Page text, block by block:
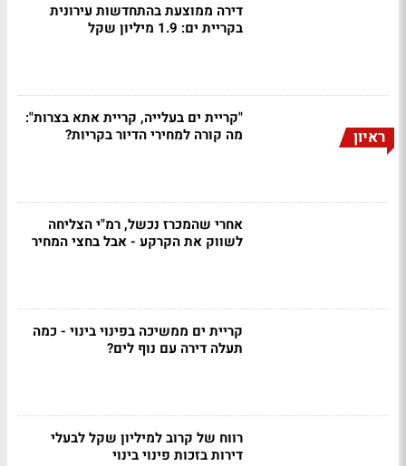
דירה ממוצעת בהתחדשות עירונית
בקריית ים: 1.9 מיליון שקל
ראיון
"קריית ים בעלייה, קריית אתא בצרות":
מה קורה למחירי הדיור בקריות?
אחרי שהמכרז נכשל, רמ"י הצליחה
לשווק את הקרקע - אבל בחצי המחיר
קריית ים ממשיכה בפינוי בינוי - כמה
תעלה דירה עם נוף לים?
רווח של קרוב למיליון שקל לבעלי
דירות בזכות פינוי בינוי